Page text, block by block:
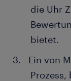
die Uhr
bietet.
Ein von